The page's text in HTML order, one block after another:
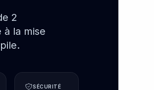
2
à la mise
SÉCURITÉ